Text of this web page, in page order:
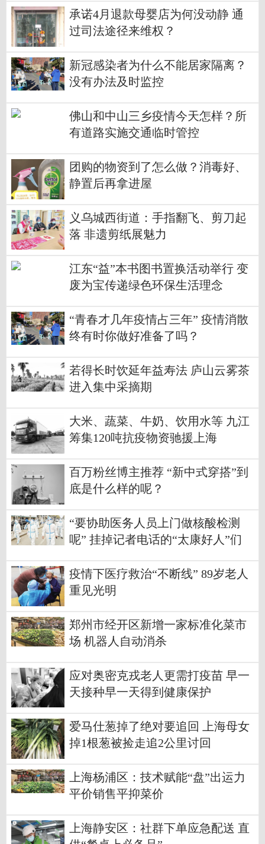
承诺4月退款母婴店为何没动静 通
过司法途径来维权？
新冠感染者为什么不能居家隔离？
没有办法及时监控
佛山和中山三乡疫情今天怎样？所
有道路实施交通临时管控
团购的物资到了怎么做？消毒好、
静置后再拿进屋
义乌城西街道：手指翻飞、剪刀起
落 非遗剪纸展魅力
江东“益”本书图书置换活动举行 变
废为宝传递绿色环保生活理念
“青春才几年疫情占三年” 疫情消散
终有时你做好准备了吗？
若得长时饮延年益寿法 庐山云雾茶
进入集中采摘期
大米、蔬菜、牛奶、饮用水等 九江
筹集120吨抗疫物资驰援上海
百万粉丝博主推荐 “新中式穿搭”到
底是什么样的呢？
“要协助医务人员上门做核酸检测
呢” 挂掉记者电话的“太康好人”们
疫情下医疗救治“不断线” 89岁老人
重见光明
郑州市经开区新增一家标准化菜市
场 机器人自动消杀
应对奥密克戎老人更需打疫苗 早一
天接种早一天得到健康保护
爱马仕葱掉了绝对要追回 上海母女
掉1根葱被捡走追2公里讨回
上海杨浦区：技术赋能“盘”出运力
平价销售平抑菜价
上海静安区：社群下单应急配送 直